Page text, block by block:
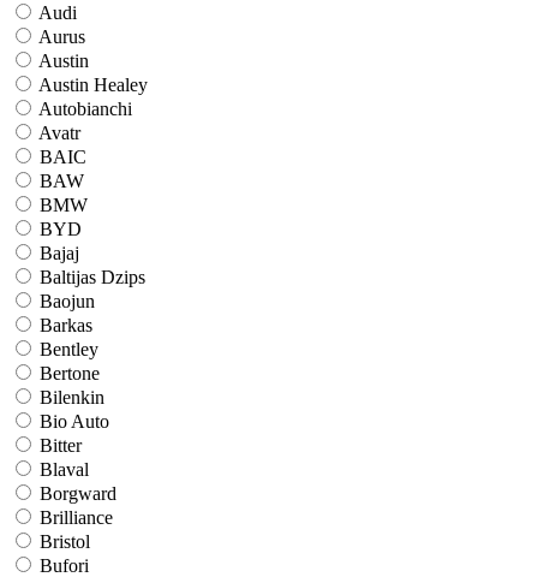
Audi
Aurus
Austin
Austin Healey
Autobianchi
Avatr
BAIC
BAW
BMW
BYD
Bajaj
Baltijas Dzips
Baojun
Barkas
Bentley
Bertone
Bilenkin
Bio Auto
Bitter
Blaval
Borgward
Brilliance
Bristol
Bufori